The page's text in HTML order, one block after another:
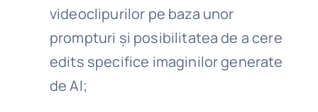
videoclipurilor pe baza unor
prompturi și posibilitatea de a cere
edits specifice imaginilor generate
de AI;